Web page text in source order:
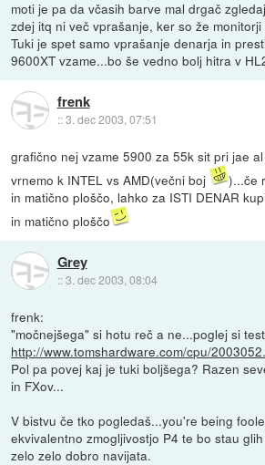
moti je pa da včasih barve mal drgač
zdej itq ni več vprašanje, ker so že
Tuki je spet samo vprašanje denarja in
9600XT vzame...bo še vedno bolj hitra v
frenk
::3. dec 2003, 07:51
grafično nej vzame 5900 za 55k sit pri jae
vrnemo k INTEL vs AMD(večni boj
)...če
in matično ploščo, lahko za ISTI DENAR
in matično ploščo
Grey
::3. dec 2003, 08:04
frenk:
"močnejšega" si hotu reč a ne...poglej si
http://www.tomshardware.com/cpu/
Pol pa povej kaj je tuki boljšega? Razen
in FXov...
V bistvu če tko pogledaš...you're being
ekvivalentno zmogljivostjo P4 te bo stau
zelo zelo dobro navijata.